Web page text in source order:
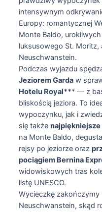
intensywnym
Europy: romantycznej
Monte Baldo,
luksusowego St.
Neuschwanstein.
Podczas wyjazdu
Jeziorem Gardaw
Hotelu Royal*** — z
bliskością jeziora. To
wypoczynku, jak i
się także
na Monte Baldo,
rejsy po jeziorze oraz
pociągiem Bernina
widowiskowych tras
listę UNESCO.
Wycieczkę zakończymy
Neuschwanstein, skąd